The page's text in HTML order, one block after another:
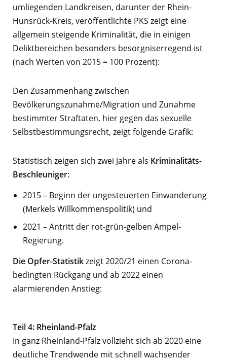
umliegenden Landkreisen, darunter der Rhein-
Hunsrück-Kreis, veröffentlichte PKS zeigt eine
allgemein steigende Kriminalität, die in einigen
Deliktbereichen besonders besorgniserregend ist
(nach Werten von 2015 = 100 Prozent):
Den Zusammenhang zwischen
Bevölkerungszunahme/Migration und Zunahme
bestimmter Straftaten, hier gegen das sexuelle
Selbstbestimmungsrecht, zeigt folgende Grafik:
Statistisch zeigen sich zwei Jahre als Kriminalitäts-
Beschleuniger:
2015 – Beginn der ungesteuerten Einwanderung
(Merkels Willkommenspolitik) und
2021 – Antritt der rot-grün-gelben Ampel-
Regierung.
Die Opfer-Statistikzeigt 2020/21 einen Corona-
bedingten Rückgang und ab 2022 einen
alarmierenden Anstieg:
Teil 4: Rheinland-Pfalz
In ganz Rheinland-Pfalz vollzieht sich ab 2020 eine
deutliche Trendwende mit schnell wachsender